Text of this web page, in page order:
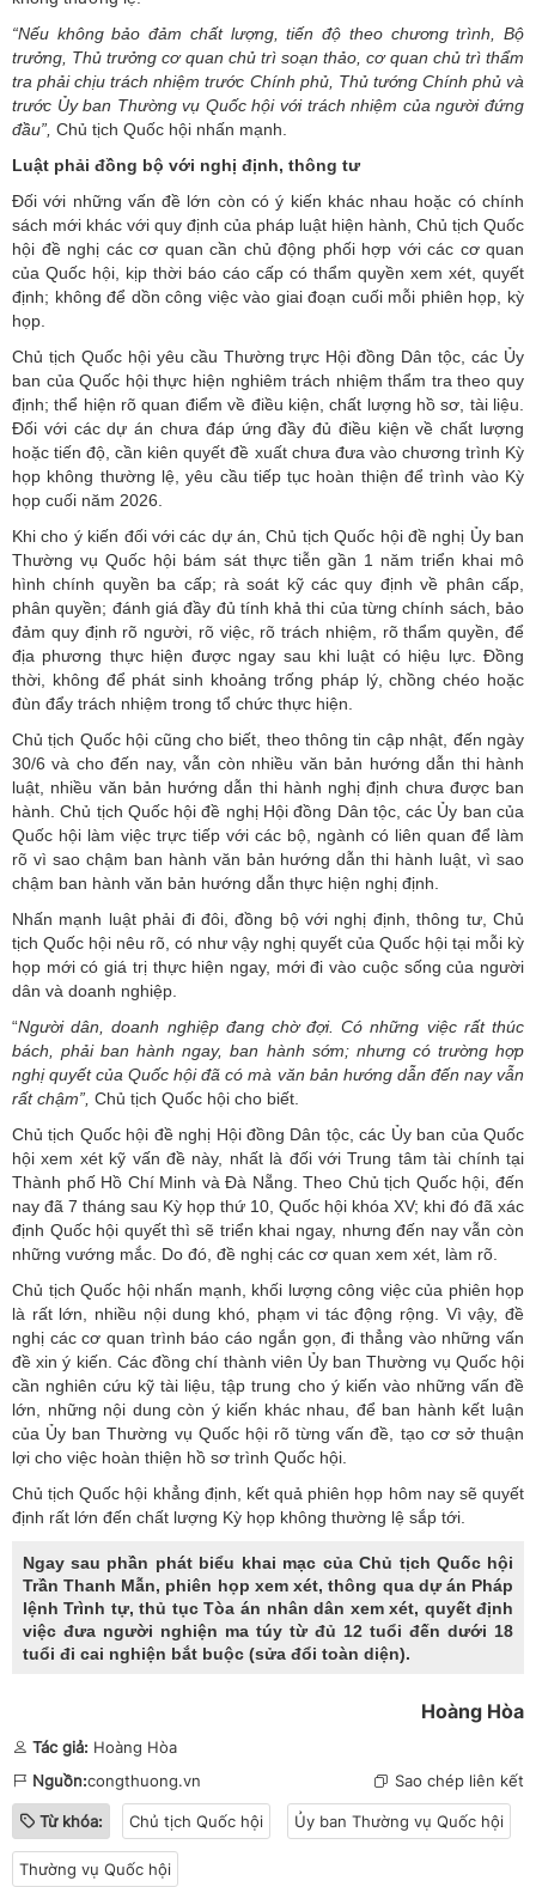
“Nếu không bảo đảm chất lượng, tiến độ theo chương trình, Bộ
trưởng, Thủ trưởng cơ quan chủ trì soạn thảo, cơ quan chủ trì thẩm
tra phải chịu trách nhiệm trước Chính phủ, Thủ tướng Chính phủ và
trước Ủy ban Thường vụ Quốc hội với trách nhiệm của người đứng
đầu”, Chủ tịch Quốc hội nhấn mạnh.
Luật phải đồng bộ với nghị định, thông tư
Đối với những vấn đề lớn còn có ý kiến khác nhau hoặc có chính
sách mới khác với quy định của pháp luật hiện hành, Chủ tịch Quốc
hội đề nghị các cơ quan cần chủ động phối hợp với các cơ quan
của Quốc hội, kịp thời báo cáo cấp có thẩm quyền xem xét, quyết
định; không để dồn công việc vào giai đoạn cuối mỗi phiên họp, kỳ
họp.
Chủ tịch Quốc hội yêu cầu Thường trực Hội đồng Dân tộc, các Ủy
ban của Quốc hội thực hiện nghiêm trách nhiệm thẩm tra theo quy
định; thể hiện rõ quan điểm về điều kiện, chất lượng hồ sơ, tài liệu.
Đối với các dự án chưa đáp ứng đầy đủ điều kiện về chất lượng
hoặc tiến độ, cần kiên quyết đề xuất chưa đưa vào chương trình Kỳ
họp không thường lệ, yêu cầu tiếp tục hoàn thiện để trình vào Kỳ
họp cuối năm 2026.
Khi cho ý kiến đối với các dự án, Chủ tịch Quốc hội đề nghị Ủy ban
Thường vụ Quốc hội bám sát thực tiễn gần 1 năm triển khai mô
hình chính quyền ba cấp; rà soát kỹ các quy định về phân cấp,
phân quyền; đánh giá đầy đủ tính khả thi của từng chính sách, bảo
đảm quy định rõ người, rõ việc, rõ trách nhiệm, rõ thẩm quyền, để
địa phương thực hiện được ngay sau khi luật có hiệu lực. Đồng
thời, không để phát sinh khoảng trống pháp lý, chồng chéo hoặc
đùn đẩy trách nhiệm trong tổ chức thực hiện.
Chủ tịch Quốc hội cũng cho biết, theo thông tin cập nhật, đến ngày
30/6 và cho đến nay, vẫn còn nhiều văn bản hướng dẫn thi hành
luật, nhiều văn bản hướng dẫn thi hành nghị định chưa được ban
hành. Chủ tịch Quốc hội đề nghị Hội đồng Dân tộc, các Ủy ban của
Quốc hội làm việc trực tiếp với các bộ, ngành có liên quan để làm
rõ vì sao chậm ban hành văn bản hướng dẫn thi hành luật, vì sao
chậm ban hành văn bản hướng dẫn thực hiện nghị định.
Nhấn mạnh luật phải đi đôi, đồng bộ với nghị định, thông tư, Chủ
tịch Quốc hội nêu rõ, có như vậy nghị quyết của Quốc hội tại mỗi kỳ
họp mới có giá trị thực hiện ngay, mới đi vào cuộc sống của người
dân và doanh nghiệp.
“Ngườidân, doanh nghiệp đang chờ đợi. Có những việc rất thúc
bách, phải ban hành ngay, ban hành sớm; nhưng có trường hợp
nghị quyết của Quốc hội đã có mà văn bản hướng dẫn đến nay vẫn
rất chậm”, Chủ tịch Quốc hội cho biết.
Chủ tịch Quốc hội đề nghị Hội đồng Dân tộc, các Ủy ban của Quốc
hội xem xét kỹ vấn đề này, nhất là đối với Trung tâm tài chính tại
Thành phố Hồ Chí Minh và Đà Nẵng. Theo Chủ tịch Quốc hội, đến
nay đã 7 tháng sau Kỳ họp thứ 10, Quốc hội khóa XV; khi đó đã xác
định Quốc hội quyết thì sẽ triển khai ngay, nhưng đến nay vẫn còn
những vướng mắc. Do đó, đề nghị các cơ quan xem xét, làm rõ.
Chủ tịch Quốc hội nhấn mạnh, khối lượng công việc của phiên họp
là rất lớn, nhiều nội dung khó, phạm vi tác động rộng. Vì vậy, đề
nghị các cơ quan trình báo cáo ngắn gọn, đi thẳng vào những vấn
đề xin ý kiến. Các đồng chí thành viên Ủy banThường vụ Quốc hội
cần nghiên cứu kỹ tài liệu, tập trung cho ý kiến vào những vấn đề
lớn, những nội dung còn ý kiến khác nhau, để ban hành kết luận
của Ủy ban Thường vụ Quốc hội rõ từng vấn đề, tạo cơ sở thuận
lợi cho việc hoàn thiện hồ sơ trình Quốc hội.
Chủ tịch Quốc hội khẳng định, kết quả phiên họp hôm nay sẽ quyết
định rất lớn đến chất lượng Kỳ họp không thường lệ sắp tới.
Ngay sau phần phát biểu khai mạc của Chủ tịch Quốc hội
Trần Thanh Mẫn, phiên họp xem xét, thông qua dự án Pháp
lệnh Trình tự, thủ tục Tòa án nhân dân xem xét, quyết định
việc đưa người nghiện ma túy từ đủ 12 tuổi đến dưới 18
tuổi đi cai nghiện bắt buộc (sửa đổi toàn diện).
Hoàng Hòa
Tác giả: Hoàng Hòa
Nguồn:congthuong.vn Sao chép liên kết
Từ khóa: Chủ tịch Quốc hội Ủy ban Thường vụ Quốc hội
Thường vụ Quốc hội